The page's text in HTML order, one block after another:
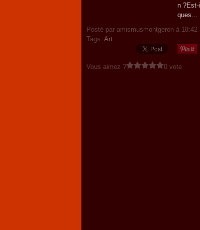
n ?Est-
ques...
Posté par amismusmontgeron à 18:42
Tags: Art
Vous aimez ? 0 vote